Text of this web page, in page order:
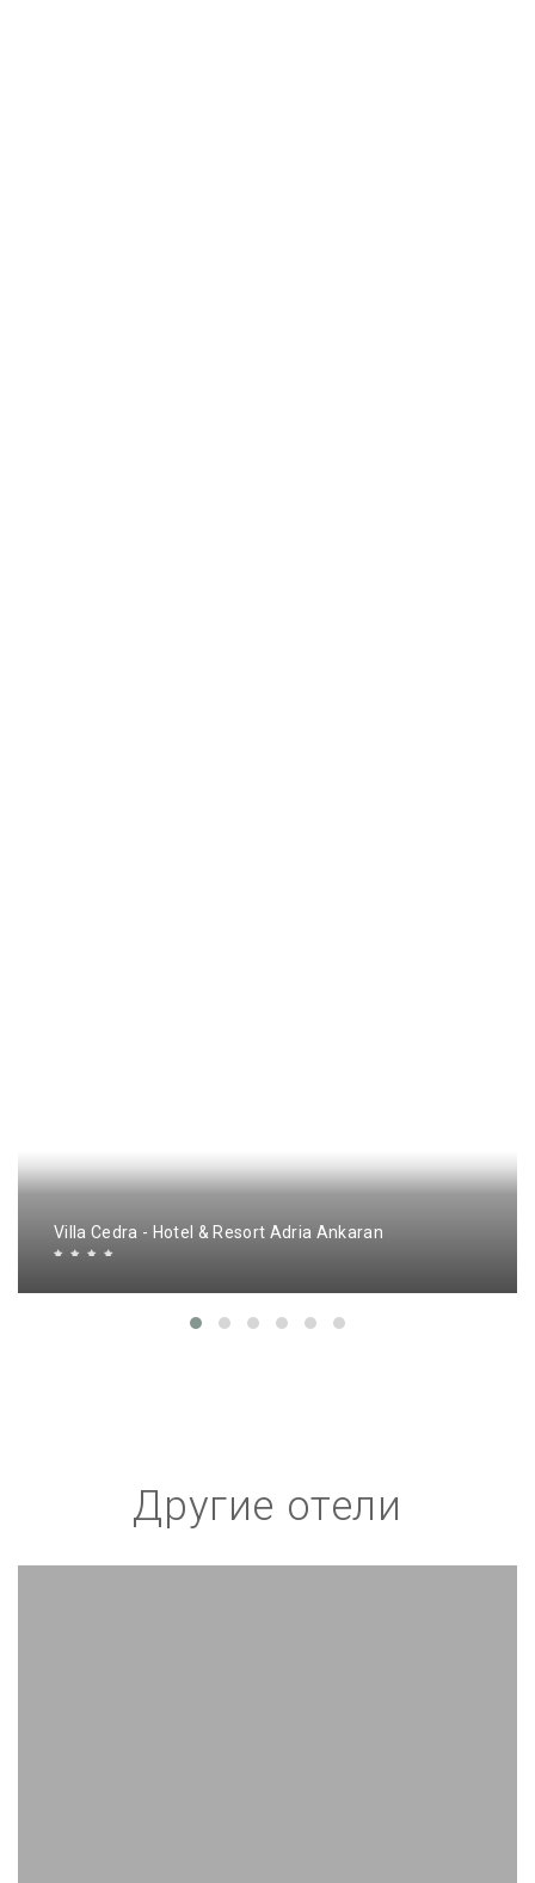
Villa Cedra - Hotel & Resort Adria Ankaran
Другие отели